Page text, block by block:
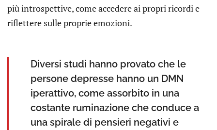
più introspettive, come accedere ai propri ricordi e
riflettere sulle proprie emozioni.
Diversi studi hanno provato che le
persone depresse hanno un DMN
iperattivo, come assorbito in una
costante ruminazione che conduce a
una spirale di pensieri negativi e